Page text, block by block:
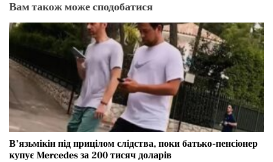
Вам також може сподобатися
В’язьмікін під прицілом слідства, поки батько-пенсіонер
купує Mercedes за 200 тисяч доларів